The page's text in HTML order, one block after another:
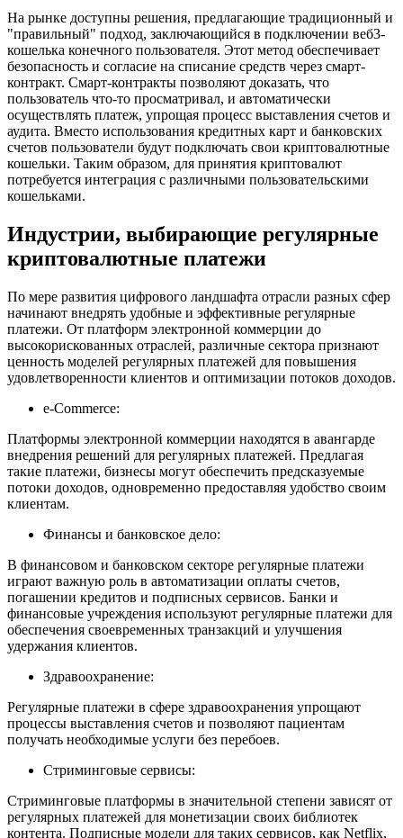
На рынке доступны решения, предлагающие традиционный и
"правильный" подход, заключающийся в подключении веб3-
кошелька конечного пользователя. Этот метод обеспечивает
безопасность и согласие на списание средств через смарт-
контракт. Смарт-контракты позволяют доказать, что
пользователь что-то просматривал, и автоматически
осуществлять платеж, упрощая процесс выставления счетов и
аудита. Вместо использования кредитных карт и банковских
счетов пользователи будут подключать свои криптовалютные
кошельки. Таким образом, для принятия криптовалют
потребуется интеграция с различными пользовательскими
кошельками.
Индустрии, выбирающие регулярные
криптовалютные платежи
По мере развития цифрового ландшафта отрасли разных сфер
начинают внедрять удобные и эффективные регулярные
платежи. От платформ электронной коммерции до
высокорискованных отраслей, различные сектора признают
ценность моделей регулярных платежей для повышения
удовлетворенности клиентов и оптимизации потоков доходов.
e-Commerce:
Платформы электронной коммерции находятся в авангарде
внедрения решений для регулярных платежей. Предлагая
такие платежи, бизнесы могут обеспечить предсказуемые
потоки доходов, одновременно предоставляя удобство своим
клиентам.
Финансы и банковское дело:
В финансовом и банковском секторе регулярные платежи
играют важную роль в автоматизации оплаты счетов,
погашении кредитов и подписных сервисов. Банки и
финансовые учреждения используют регулярные платежи для
обеспечения своевременных транзакций и улучшения
удержания клиентов.
Здравоохранение:
Регулярные платежи в сфере здравоохранения упрощают
процессы выставления счетов и позволяют пациентам
получать необходимые услуги без перебоев.
Стриминговые сервисы:
Стриминговые платформы в значительной степени зависят от
регулярных платежей для монетизации своих библиотек
контента. Подписные модели для таких сервисов, как Netflix,